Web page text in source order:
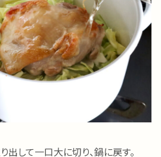
出して一口大に切り、鍋に戻す。